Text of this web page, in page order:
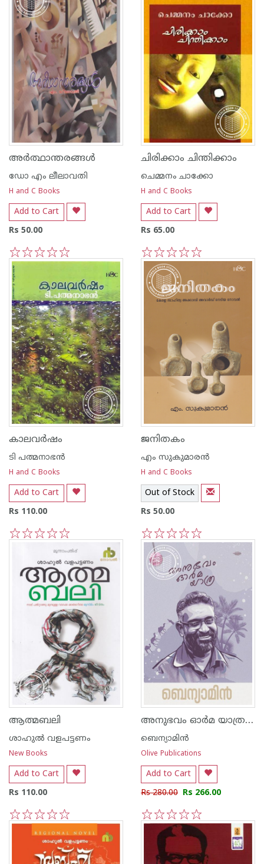
അര്‍ത്ഥാന്തരങ്ങള്‍
ഡോ എം ലീലാവതി
H and C Books
Add to Cart
Rs 50.00
5
4
3
2
1
ചിരിക്കാം ചിന്തിക്കാം
ചെമ്മനം ചാക്കോ
H and C Books
Add to Cart
Rs 65.00
5
4
3
2
1
കാലവര്‍ഷം
ടി പത്മനാഭന്‍
H and C Books
Add to Cart
Rs 110.00
ജനിതകം
എം സുകുമാരന്‍
H and C Books
Out of Stock
Rs 50.00
5
4
3
2
1
ആത്മബലി
ശാഹുല്‍ വളപട്ടണം
New Books
Add to Cart
Rs 110.00
5
4
3
2
1
അനുഭവം ഓര്‍മ യാത്ര - ബെന്യാമിന്‍
ബെന്യാമിന്‍
Olive Publications
Add to Cart
Rs 280.00 Rs 266.00
5
4
3
2
1